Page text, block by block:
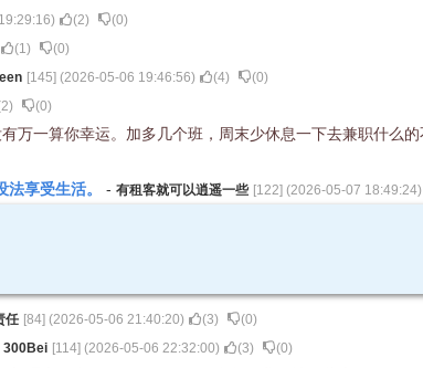
) (2) (0)
(1) (0)
[145] (2026-05-06 19:46:56) (4) (0)
2) (0)
万一算你幸运。加多几个班，周末少休息一下去兼职什么
享受生活。 - 有租客就可以逍遥一些 [122] (2026-05-07 18:49:24)
任 [84] (2026-05-06 21:40:20) (3) (0)
300Bei [114] (2026-05-06 22:32:00) (3) (0)